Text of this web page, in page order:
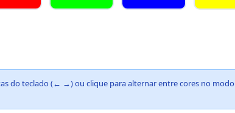
do teclado (← →) ou clique para alternar entre cores no modo